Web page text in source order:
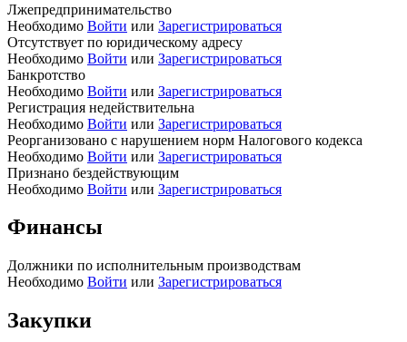
Лжепредпринимательство
Необходимо Войти или Зарегистрироваться
Отсутствует по юридическому адресу
Необходимо Войти или Зарегистрироваться
Банкротство
Необходимо Войти или Зарегистрироваться
Регистрация недействительна
Необходимо Войти или Зарегистрироваться
Реорганизовано с нарушением норм Налогового кодекса
Необходимо Войти или Зарегистрироваться
Признано бездействующим
Необходимо Войти или Зарегистрироваться
Финансы
Должники по исполнительным производствам
Необходимо Войти или Зарегистрироваться
Закупки